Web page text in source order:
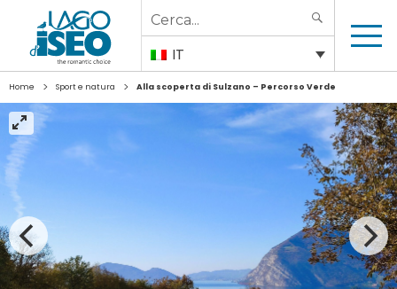
Search
for:
IT
Home > Sport e natura > Alla scoperta di Sulzano – Percorso Verde